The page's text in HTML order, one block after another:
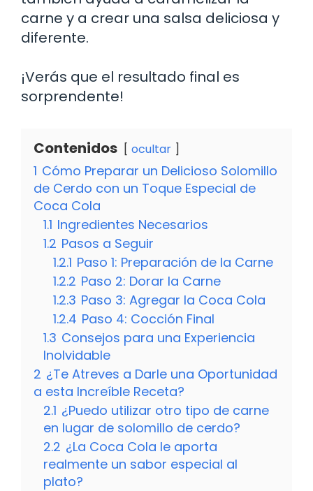
carne y a crear una salsa deliciosa y
diferente.
¡Verás que el resultado final es
sorprendente!
Contenidos ocultar
1 Cómo Preparar un Delicioso Solomillo
de Cerdo con un Toque Especial de
Coca Cola
1.1 Ingredientes Necesarios
1.2 Pasos a Seguir
1.2.1 Paso 1: Preparación de la Carne
1.2.2 Paso 2: Dorar la Carne
1.2.3 Paso 3: Agregar la Coca Cola
1.2.4 Paso 4: Cocción Final
1.3 Consejos para una Experiencia
Inolvidable
2 ¿Te Atreves a Darle una Oportunidad
a esta Increíble Receta?
2.1 ¿Puedo utilizar otro tipo de carne
en lugar de solomillo de cerdo?
2.2 ¿La Coca Cola le aporta
realmente un sabor especial al
plato?